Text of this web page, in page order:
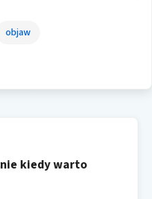
objaw
kiedy warto